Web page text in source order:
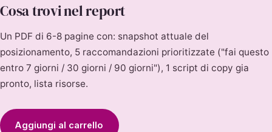
Cosa trovi nel report
Un PDF di 6-8 pagine con: snapshot attuale del
posizionamento, 5 raccomandazioni prioritizzate ("fai questo
entro 7 giorni / 30 giorni / 90 giorni"), 1 script di copy gia
pronto, lista risorse.
Aggiungi al carrello